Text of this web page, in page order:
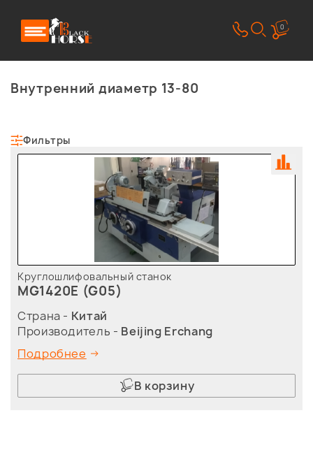
0
Внутренний диаметр 13-80
Фильтры
Круглошлифовальный станок
MG1420E (G05)
Страна - Китай
Производитель - Beijing Erchang
Подробнее
В корзину